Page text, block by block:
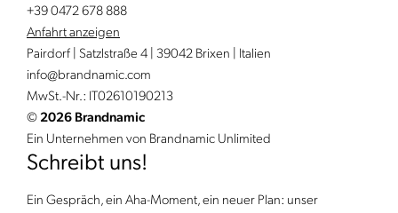
+39 0472 678 888
Anfahrt anzeigen
Pairdorf | Satzlstraße 4 | 39042 Brixen | Italien
info@brandnamic.com
MwSt.-Nr.: IT02610190213
© 2026 Brandnamic
Ein Unternehmen von Brandnamic Unlimited
Schreibt uns!
Ein Gespräch, ein Aha-Moment, ein neuer Plan: unser